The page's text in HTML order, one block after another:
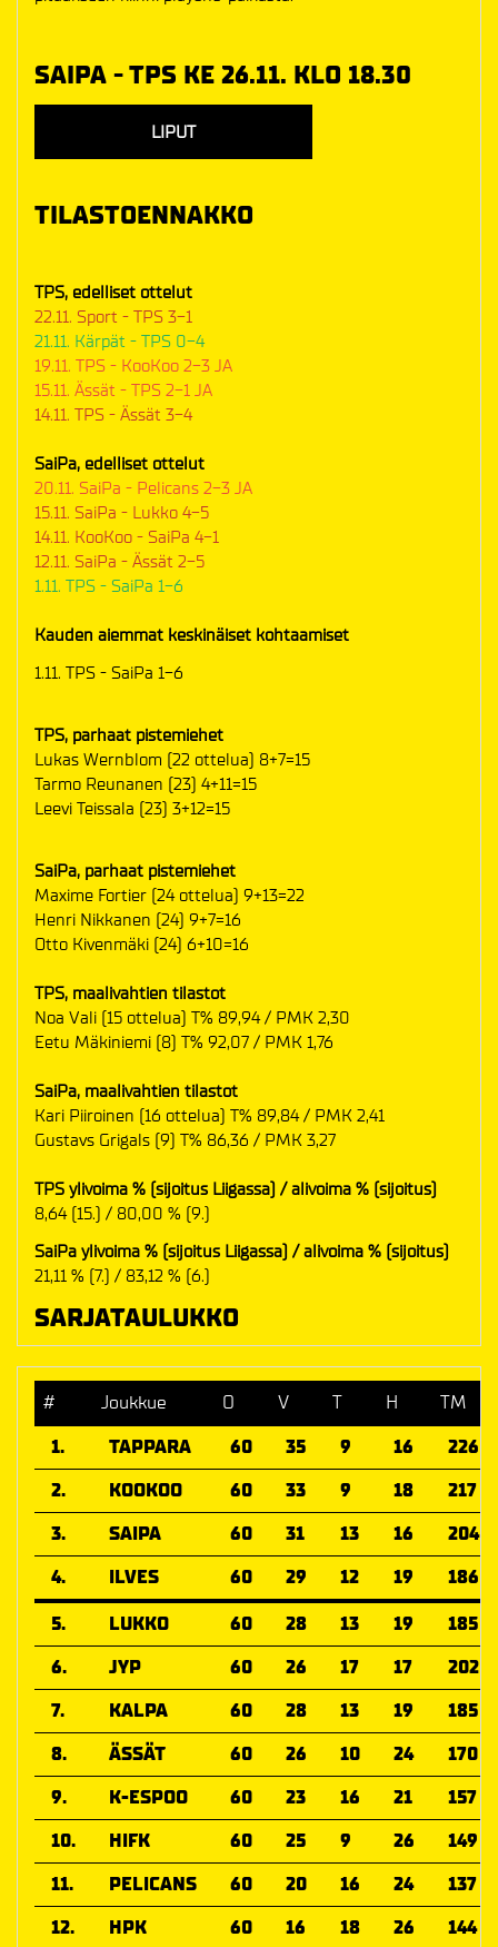
SAIPA - TPS KE 26.11. KLO 18.30
LIPUT
TILASTOENNAKKO
TPS, edelliset ottelut
22.11. Sport - TPS 3-1
21.11. Kärpät - TPS 0-4
19.11. TPS - KooKoo 2-3 JA
15.11. Ässät - TPS 2-1 JA
14.11. TPS - Ässät 3-4
SaiPa, edelliset ottelut
20.11. SaiPa - Pelicans 2-3 JA
15.11. SaiPa - Lukko 4-5
14.11. KooKoo - SaiPa 4-1
12.11. SaiPa - Ässät 2-5
1.11. TPS - SaiPa 1-6
Kauden aiemmat keskinäiset kohtaamiset
1.11. TPS - SaiPa 1-6
TPS, parhaat pistemiehet
Lukas Wernblom (22 ottelua) 8+7=15
Tarmo Reunanen (23) 4+11=15
Leevi Teissala (23) 3+12=15
SaiPa, parhaat pistemiehet
Maxime Fortier (24 ottelua) 9+13=22
Henri Nikkanen (24) 9+7=16
Otto Kivenmäki (24) 6+10=16
TPS, maalivahtien tilastot
Noa Vali (15 ottelua) T% 89,94 / PMK 2,30
Eetu Mäkiniemi (8) T% 92,07 / PMK 1,76
SaiPa, maalivahtien tilastot
Kari Piiroinen (16 ottelua) T% 89,84 / PMK 2,41
Gustavs Grigals (9) T% 86,36 / PMK 3,27
TPS ylivoima % (sijoitus Liigassa) / alivoima % (sijoitus)
8,64 (15.) / 80,00 % (9.)
SaiPa ylivoima % (sijoitus Liigassa) / alivoima % (sijoitus)
21,11 % (7.) / 83,12 % (6.)
SARJATAULUKKO
# Joukkue O V T H
TM
1.
TAPPARA 60 35 9 16
226
2.
KOOKOO 60 33 9 18
217
3.
SAIPA 60 31 13 16
204
4.
ILVES 60 29 12 19
186
5.
LUKKO 60 28 13 19
185
6.
JYP 60 26 17 17
202
7.
KALPA 60 28 13 19
185
8.
ÄSSÄT 60 26 10 24
170
9.
K-ESPOO 60 23 16 21
157
10.
HIFK 60 25 9 26
149
11.
PELICANS 60 20 16 24
137
12.
HPK 60 16 18 26 144